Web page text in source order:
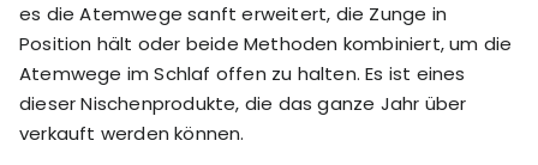
es die Atemwege sanft erweitert, die Zunge in
Position hält oder beide Methoden kombiniert, um die
Atemwege im Schlaf offen zu halten. Es ist eines
dieser Nischenprodukte, die das ganze Jahr über
verkauft werden können.